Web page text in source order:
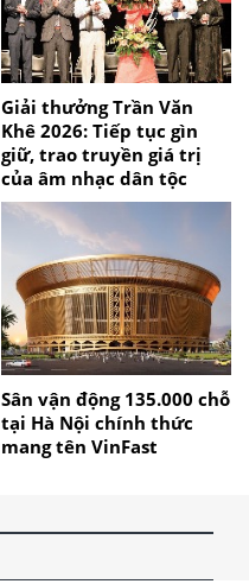
Giải thưởng Trần Văn
Khê 2026: Tiếp tục gìn
giữ, trao truyền giá trị
của âm nhạc dân tộc
Sân vận động 135.000 chỗ
tại Hà Nội chính thức
mang tên VinFast